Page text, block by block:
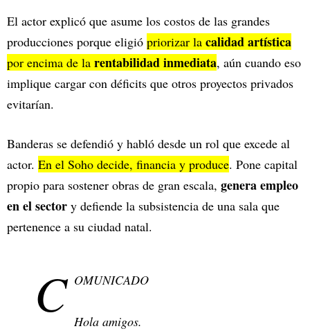
El actor explicó que asume los costos de las grandes
producciones porque eligió priorizar la calidad artística
por encima de la rentabilidad inmediata, aún cuando eso
implique cargar con déficits que otros proyectos privados
evitarían.
Banderas se defendió y habló desde un rol que excede al
actor. En el Soho decide, financia y produce. Pone capital
propio para sostener obras de gran escala, genera empleo
en el sector y defiende la subsistencia de una sala que
pertenence a su ciudad natal.
C OMUNICADO
Hola amigos.